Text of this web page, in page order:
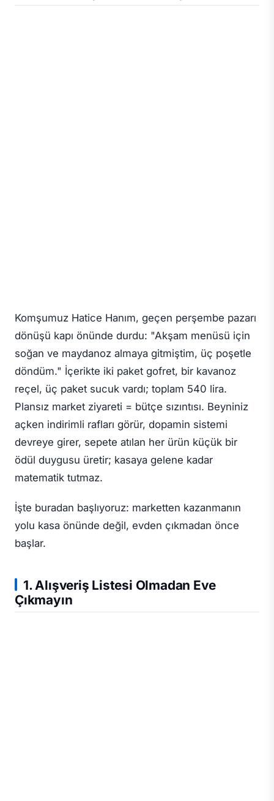
Komşumuz Hatice Hanım, geçen perşembe pazarı
dönüşü kapı önünde durdu: "Akşam menüsü için
soğan ve maydanoz almaya gitmiştim, üç poşetle
döndüm." İçerikte iki paket gofret, bir kavanoz
reçel, üç paket sucuk vardı; toplam 540 lira.
Plansız market ziyareti = bütçe sızıntısı. Beyniniz
açken indirimli rafları görür, dopamin sistemi
devreye girer, sepete atılan her ürün küçük bir
ödül duygusu üretir; kasaya gelene kadar
matematik tutmaz.
İşte buradan başlıyoruz: marketten kazanmanın
yolu kasa önünde değil, evden çıkmadan önce
başlar.
1. Alışveriş Listesi Olmadan Eve
Çıkmayın